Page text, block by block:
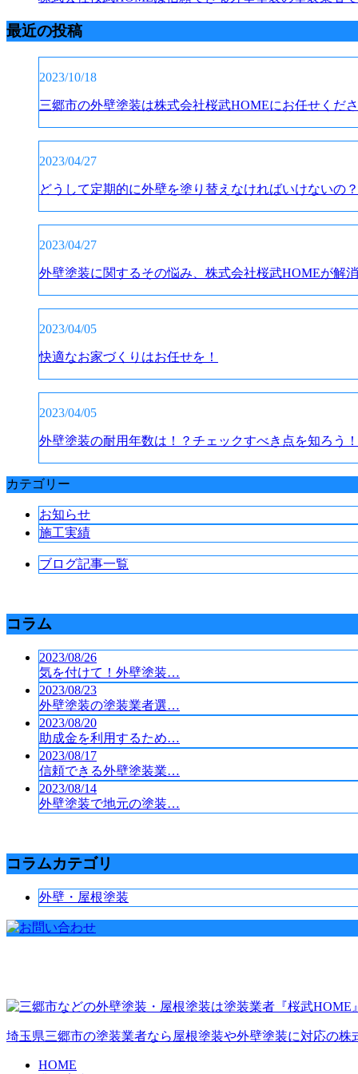
最近の投稿
2023/10/18
三郷市の外壁塗装は株式会社桜武HOMEにお任せくださ
2023/04/27
どうして定期的に外壁を塗り替えなければいけないの？
2023/04/27
外壁塗装に関するその悩み、株式会社桜武HOMEが解消
2023/04/05
快適なお家づくりはお任せを！
2023/04/05
外壁塗装の耐用年数は！？チェックすべき点を知ろう！
カテゴリー
お知らせ
施工実績
ブログ記事一覧
コラム
2023/08/26
気を付けて！外壁塗装…
2023/08/23
外壁塗装の塗装業者選…
2023/08/20
助成金を利用するため…
2023/08/17
信頼できる外壁塗装業…
2023/08/14
外壁塗装で地元の塗装…
コラムカテゴリ
外壁・屋根塗装
埼玉県三郷市の塗装業者なら屋根塗装や外壁塗装に対応の株
HOME